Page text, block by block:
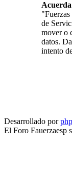
Acuerda
de
mover o
datos.
intento
Desarrollado por
El Foro Fauerzaesp